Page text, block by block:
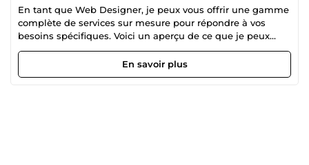
En tant que Web Designer, je peux vous offrir une gamme
complète de services sur mesure pour répondre à vos
besoins spécifiques. Voici un aperçu de ce que je peux
faire pour vous : Création de Contenus Montage de vidéos
(YouTube, TikTok, Publicité) Conception graphique et mise
en page professionnelle Optimisation pour le
En savoir plus